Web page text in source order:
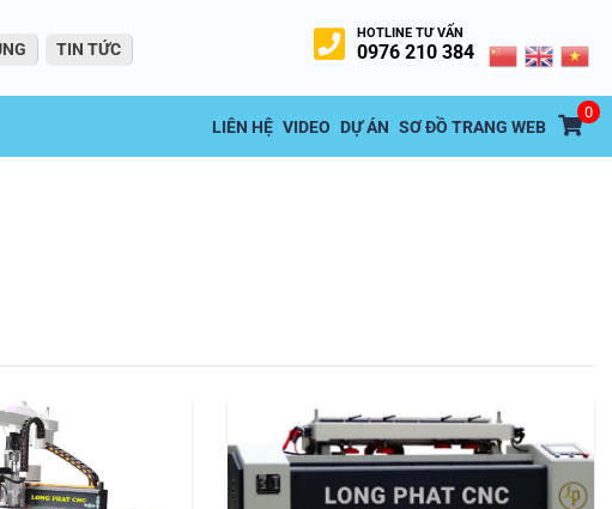
TIN TỨC
HOTLINE TƯ VẤN
0976 210 384
LIÊN HỆ VIDEO DỰ ÁN SƠ ĐỒ TRANG WEB
0